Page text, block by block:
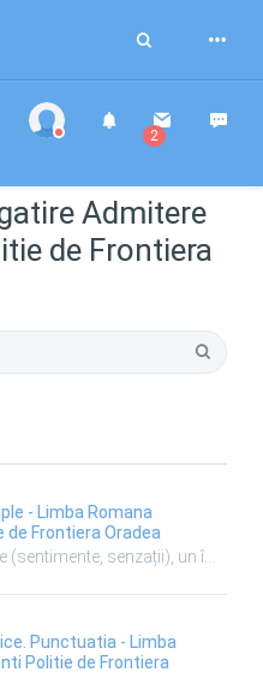
Toggle
2
Admitere
de Frontiera
- Limba Romana
Frontiera Oradea
Punctuatia - Limba